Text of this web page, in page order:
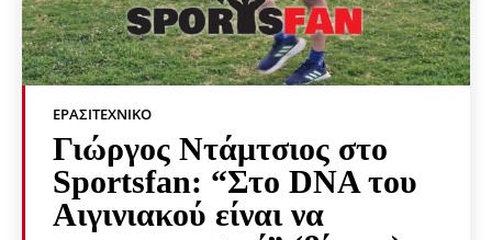
ΕΡΑΣΙΤΕΧΝΙΚΟ
Γιώργος Ντάμτσιος στο
Sportsfan: “Στο DNA του
Αιγινιακού είναι να